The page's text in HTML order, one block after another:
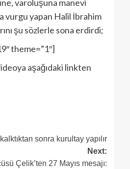
varoluşuna manevi
vurgu yapan Halil İbrahim
şu sözlerle sona erdirdi;
theme=”1″]
aşağıdaki linkten
sonra kurultay yapılır
Next:
Çelik’ten 27 Mayıs mesajı: